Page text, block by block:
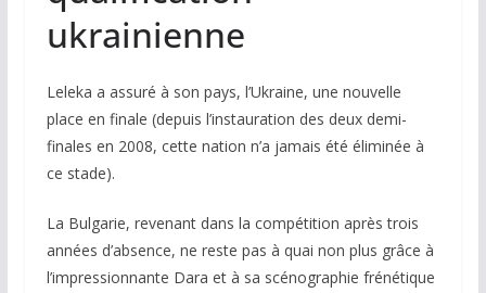
ukrainienne
Leleka a assuré à son pays, l’Ukraine, une nouvelle
place en finale (depuis l’instauration des deux demi-
finales en 2008, cette nation n’a jamais été éliminée à
ce stade).
La Bulgarie, revenant dans la compétition après trois
années d’absence, ne reste pas à quai non plus grâce à
l’impressionnante Dara et à sa scénographie frénétique